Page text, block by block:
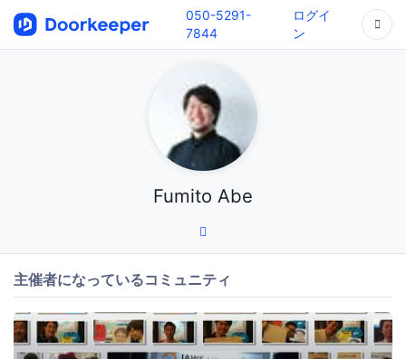
050-5291-
7844
ログイ
ン
Fumito Abe
主催者になっているコミュニティ